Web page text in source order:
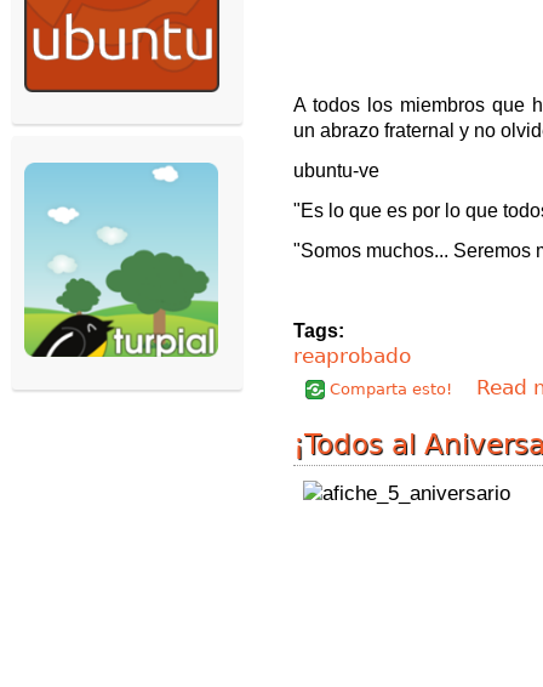
A todos los miembros que
un abrazo fraternal y no
ubuntu-ve
"Es lo que es por lo que
"Somos muchos... Seremos
Tags:
reaprobado
Comparta esto! Read
¡Todos al